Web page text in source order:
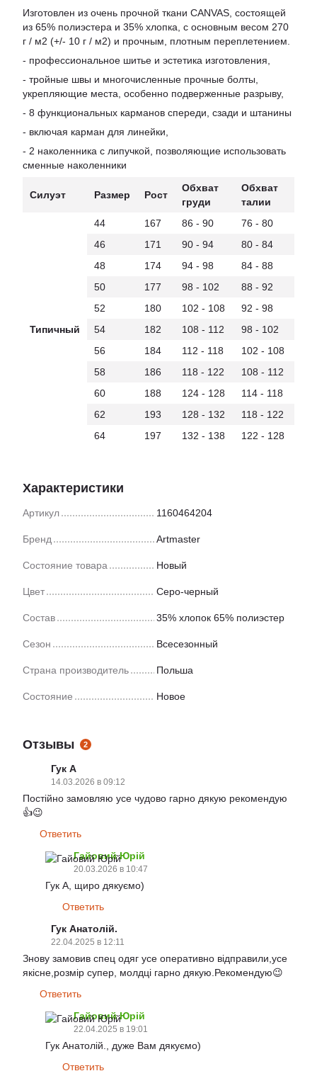
Изготовлен из очень прочной ткани CANVAS, состоящей
из 65% полиэстера и 35% хлопка, с основным весом 270
г / м2 (+/- 10 г / м2) и прочным, плотным переплетением.
- профессиональное шитье и эстетика изготовления,
- тройные швы и многочисленные прочные болты,
укрепляющие места, особенно подверженные разрыву,
- 8 функциональных карманов спереди, сзади и штанины
- включая карман для линейки,
- 2 наколенника с липучкой, позволяющие использовать
сменные наколенники
Силуэт Размер Рост
Обхват
груди
Обхват
талии
Типичный
44 167 86 - 90
76 - 80
46
171 90 - 94
80 - 84
48
174 94 - 98
84 - 88
50
177 98 - 102
88 - 92
52
180 102 - 108
92 - 98
54
182 108 - 112
98 - 102
56
184 112 - 118
102 - 108
58
186 118 - 122
108 - 112
60
188 124 - 128
114 - 118
62
193 128 - 132
118 - 122
64
197 132 - 138 122 - 128
Характеристики
Артикул 1160464204
Бренд Artmaster
Состояние товара Новый
Цвет Серо-черный
Состав 35% хлопок 65% полиэстер
Сезон Всесезонный
Страна производитель Польша
Состояние Новое
Отзывы 2
Гук А
14.03.2026 в 09:12
Постійно замовляю усе чудово гарно дякую рекомендую
👍😉
Ответить
Гайовий Юрій
20.03.2026 в 10:47
Гук А, щиро дякуємо)
Ответить
Гук Анатолій.
22.04.2025 в 12:11
Знову замовив спец одяг усе оперативно відправили,усе
якісне,розмір супер, молдці гарно дякую.Рекомендую😉
Ответить
Гайовий Юрій
22.04.2025 в 19:01
Гук Анатолій., дуже Вам дякуємо)
Ответить